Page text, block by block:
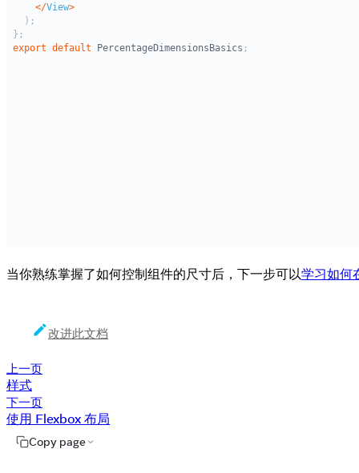
当你熟练掌握了如何控制组件的尺寸后，下一步可以学习如何
改进此文档
上一页
样式
下一页
使用 Flexbox 布局
Copy page